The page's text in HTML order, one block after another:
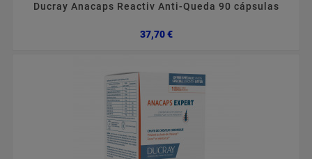
Ducray Anacaps Reactiv Anti-Queda 90 cápsulas
37,70 €Preço